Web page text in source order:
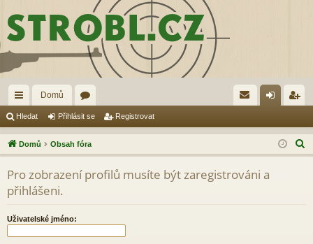
yc
hl
é
od
zy
Domů
ór
a lá
sit
se
ist
ro
Hledat Přihlásit se Registrovat
Domů Obsah fóra
l
Pro zobrazení profilů musíte být zaregistrováni a
přihlášeni.
Uživatelské jméno: